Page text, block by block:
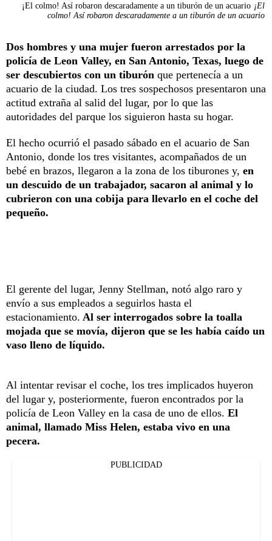
¡El colmo! Así robaron descaradamente a un tiburón de un acuario ¡El
colmo! Así robaron descaradamente a un tiburón de un acuario
Dos hombres y una mujer fueron arrestados por la
policía de Leon Valley, en San Antonio, Texas, luego de
ser descubiertos con un tiburón que pertenecía a un
acuario de la ciudad. Los tres sospechosos presentaron una
actitud extraña al salid del lugar, por lo que las
autoridades del parque los siguieron hasta su hogar.
El hecho ocurrió el pasado sábado en el acuario de San
Antonio, donde los tres visitantes, acompañados de un
bebé en brazos, llegaron a la zona de los tiburones y, en
un descuido de un trabajador, sacaron al animal y lo
cubrieron con una cobija para llevarlo en el coche del
pequeño.
El gerente del lugar, Jenny Stellman, notó algo raro y
envío a sus empleados a seguirlos hasta el
estacionamiento. Al ser interrogados sobre la toalla
mojada que se movía, dijeron que se les había caído un
vaso lleno de líquido.
Al intentar revisar el coche, los tres implicados huyeron
del lugar y, posteriormente, fueron encontrados por la
policía de Leon Valley en la casa de uno de ellos. El
animal, llamado Miss Helen, estaba vivo en una
pecera.
PUBLICIDAD